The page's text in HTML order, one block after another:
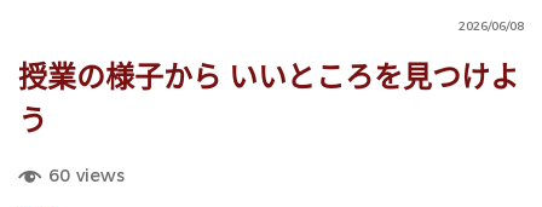
2026/06/08
授業の様子から いいところを見つけよ
う
60 views